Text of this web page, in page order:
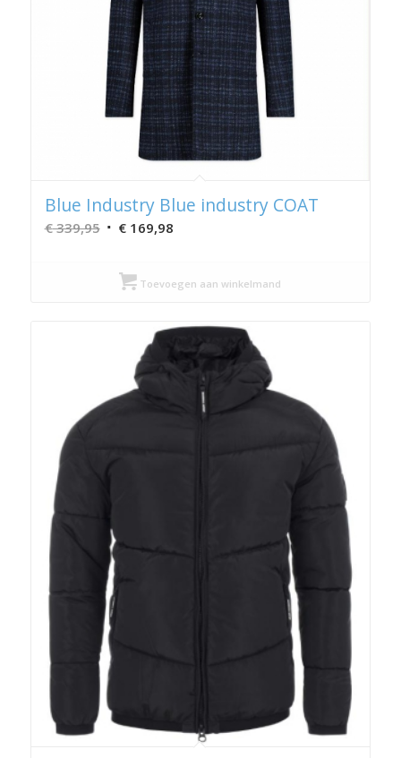
Blue Industry Blue industry COAT
€339,95 Oorspronkelijke
was:
€ 339,95.
€169,98Huidige
€ 169,98.
Toevoegen aan winkelmand